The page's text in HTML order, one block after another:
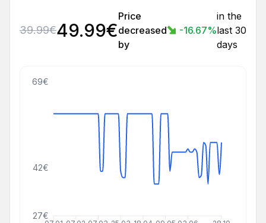
39.99€49.99€
Price
decreased
by
-16.67%
in the
last 30
days
27€
42€
69€